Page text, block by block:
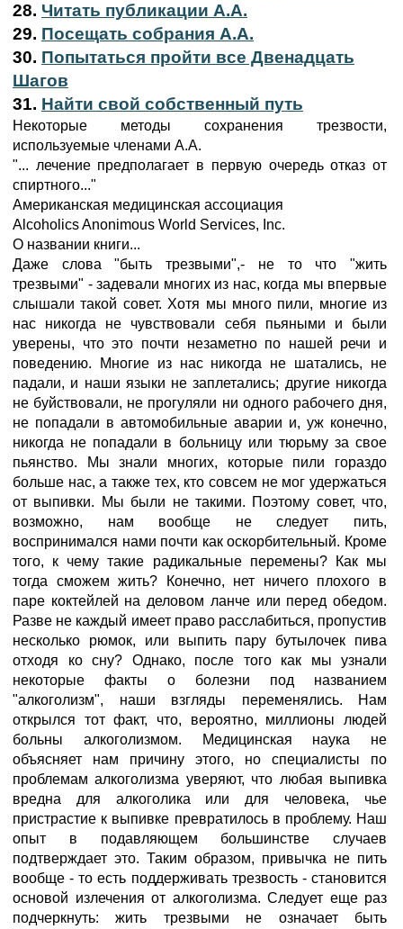
28. Читать публикации А.А.
29. Посещать собрания А.А.
30. Попытаться пройти все Двенадцать
Шагов
31. Найти свой собственный путь
Некоторые методы сохранения трезвости,
используемые членами А.А.
"... лечение предполагает в первую очередь отказ от
спиртного..."
Американская медицинская ассоциация
Alcoholics Anonimous World Services, Inc.
О названии книги...
Даже слова "быть трезвыми",- не то что "жить
трезвыми" - задевали многих из нас, когда мы впервые
слышали такой совет. Хотя мы много пили, многие из
нас никогда не чувствовали себя пьяными и были
уверены, что это почти незаметно по нашей речи и
поведению. Многие из нас никогда не шатались, не
падали, и наши языки не заплетались; другие никогда
не буйствовали, не прогуляли ни одного рабочего дня,
не попадали в автомобильные аварии и, уж конечно,
никогда не попадали в больницу или тюрьму за свое
пьянство. Мы знали многих, которые пили гораздо
больше нас, а также тех, кто совсем не мог удержаться
от выпивки. Мы были не такими. Поэтому совет, что,
возможно, нам вообще не следует пить,
воспринимался нами почти как оскорбительный. Кроме
того, к чему такие радикальные перемены? Как мы
тогда сможем жить? Конечно, нет ничего плохого в
паре коктейлей на деловом ланче или перед обедом.
Разве не каждый имеет право расслабиться, пропустив
несколько рюмок, или выпить пару бутылочек пива
отходя ко сну? Однако, после того как мы узнали
некоторые факты о болезни под названием
"алкоголизм", наши взгляды переменялись. Нам
открылся тот факт, что, вероятно, миллионы людей
больны алкоголизмом. Медицинская наука не
объясняет нам причину этого, но специалисты по
проблемам алкоголизма уверяют, что любая выпивка
вредна для алкоголика или для человека, чье
пристрастие к выпивке превратилось в проблему. Наш
опыт в подавляющем большинстве случаев
подтверждает это. Таким образом, привычка не пить
вообще - то есть поддерживать трезвость - становится
основой излечения от алкоголизма. Следует еще раз
подчеркнуть: жить трезвыми не означает быть